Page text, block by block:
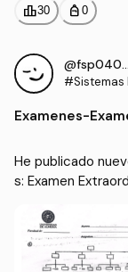
leaderboard30 personal_bag 0
#Sistemas
Examenes-
He publicado
s: Examen